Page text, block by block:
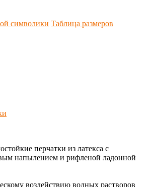
символики Таблица размеров
перчатки из латекса с
напылением и рифленой ладонной
воздействию водных растворов